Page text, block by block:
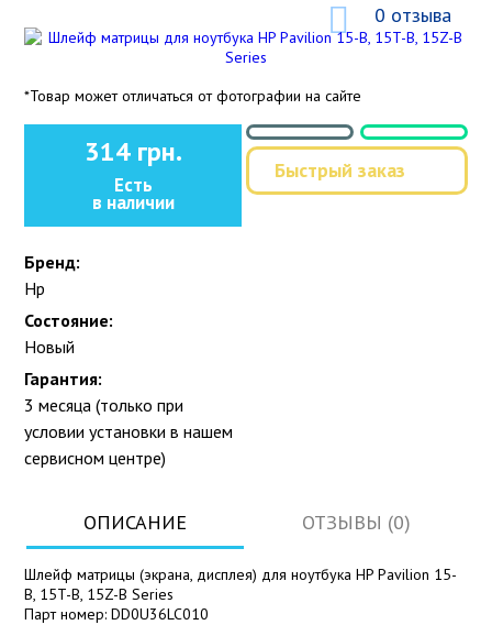
0 отзыва
*Товар может отличаться от фотографии на сайте
314 грн.
Есть
в наличии
Быстрый заказ
Бренд:
Hp
Состояние:
Новый
Гарантия:
3 месяца (только при
условии установки в нашем
сервисном центре)
ОПИСАНИЕ ОТЗЫВЫ (0)
Шлейф матрицы (экрана, дисплея) для ноутбука HP Pavilion 15-
B, 15T-B, 15Z-B Series
Парт номер: DD0U36LC010